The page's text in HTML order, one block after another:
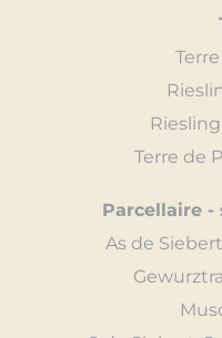
Terre de
Parcellaire
As de